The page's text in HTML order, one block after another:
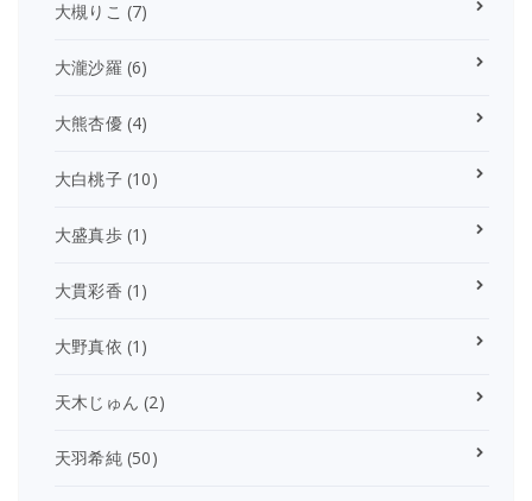
大槻りこ (7)
大瀧沙羅 (6)
大熊杏優(4)
大白桃子(10)
大盛真歩(1)
大貫彩香 (1)
大野真依 (1)
天木じゅん (2)
天羽希純(50)